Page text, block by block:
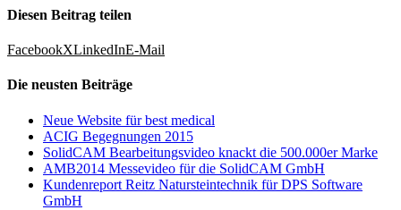
Diesen Beitrag teilen
FacebookXLinkedInE-Mail
Die neusten Beiträge
Neue Website für best medical
ACIG Begegnungen 2015
SolidCAM Bearbeitungsvideo knackt die 500.000er Marke
AMB2014 Messevideo für die SolidCAM GmbH
Kundenreport Reitz Natursteintechnik für DPS Software
GmbH